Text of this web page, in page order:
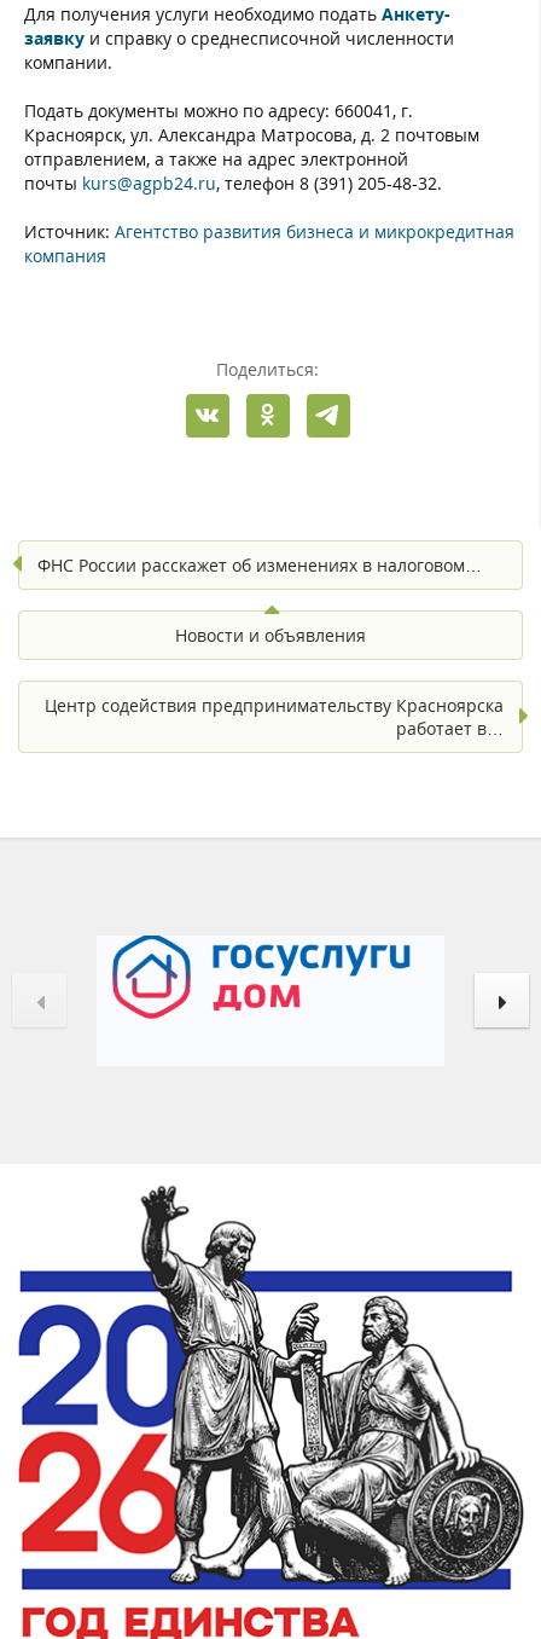
Для получения услуги необходимо подать Анкету-
заявку и справку о среднесписочной численности
компании.
Подать документы можно по адресу: 660041, г.
Красноярск, ул. Александра Матросова, д. 2 почтовым
отправлением, а также на адрес электронной
почты kurs@agpb24.ru, телефон 8 (391) 205-48-32.
Источник: Агентство развития бизнеса и микрокредитная
компания
Поделиться:
ФНС России расскажет об изменениях в налоговом…
Новости и объявления
Центр содействия предпринимательству Красноярска
работает в…